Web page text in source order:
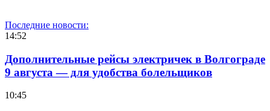
Последние новости:
14:52
Дополнительные рейсы электричек в Волгограде
9 августа — для удобства болельщиков
10:45